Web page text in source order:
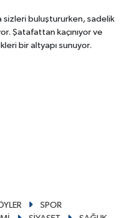
sizleri buluştururken, sadelik
Şatafattan kaçınıyor ve
bir altyapı sunuyor.
SPOR